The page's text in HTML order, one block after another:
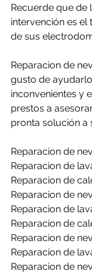
Recuerde que de
intervención es
de sus
Reparacion de
gusto de
inconvenientes y
prestos a
pronta solución a
Reparacion de
Reparacion de
Reparacion de
Reparacion de
Reparacion de
Reparacion de
Reparacion de
Reparacion de
Reparacion de